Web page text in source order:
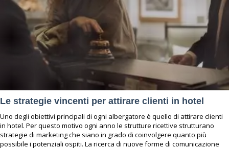
Le strategie vincenti per attirare clienti in hotel
Uno degli obiettivi principali di ogni albergatore è quello di attirare clienti
in hotel. Per questo motivo ogni anno le strutture ricettive strutturano
strategie di marketing che siano in grado di coinvolgere quanto più
possibile i potenziali ospiti. La ricerca di nuove forme di comunicazione